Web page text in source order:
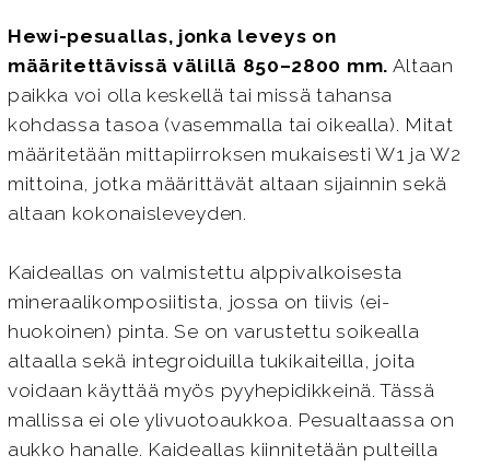
Hewi-pesuallas, jonka leveys on
määritettävissä välillä 850–2800 mm. Altaan
paikka voi olla keskellä tai missä tahansa
kohdassa tasoa (vasemmalla tai oikealla). Mitat
määritetään mittapiirroksen mukaisesti W1 ja W2
mittoina, jotka määrittävät altaan sijainnin sekä
altaan kokonaisleveyden.
Kaideallas on valmistettu alppivalkoisesta
mineraalikomposiitista, jossa on tiivis (ei-
huokoinen) pinta. Se on varustettu soikealla
altaalla sekä integroiduilla tukikaiteilla, joita
voidaan käyttää myös pyyhepidikkeinä. Tässä
mallissa ei ole ylivuotoaukkoa. Pesualtaassa on
aukko hanalle. Kaideallas kiinnitetään pulteilla